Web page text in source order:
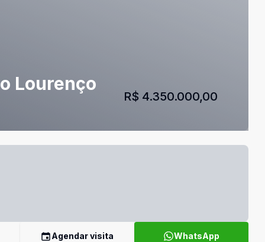
Lourenço
R$ 4.350.000,00
Agendar visita WhatsApp